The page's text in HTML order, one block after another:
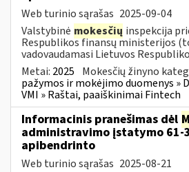
Web turinio sąrašas 2025-09-04
Valstybinė mokesčių inspekcija
Respublikos finansų ministerijos
vadovaudamasi Lietuvos
Metai: 2025 Mokesčių žinyno
pažymos ir mokėjimo duomenys »
VMI » Raštai, paaiškinimai Fintech
Informacinis pranešimas dėl
administravimo įstatymo 61-
apibendrinto
Web turinio sąrašas 2025-08-21